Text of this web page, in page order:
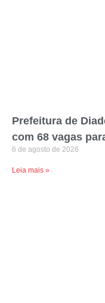
Prefeitura de
com 68 vagas
6 de agosto de 2026
Leia mais »